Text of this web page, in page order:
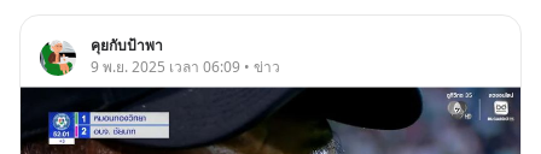
คุยกับป้าพา
9 พ.ย. 2025 เวลา 06:09 • ข่าว